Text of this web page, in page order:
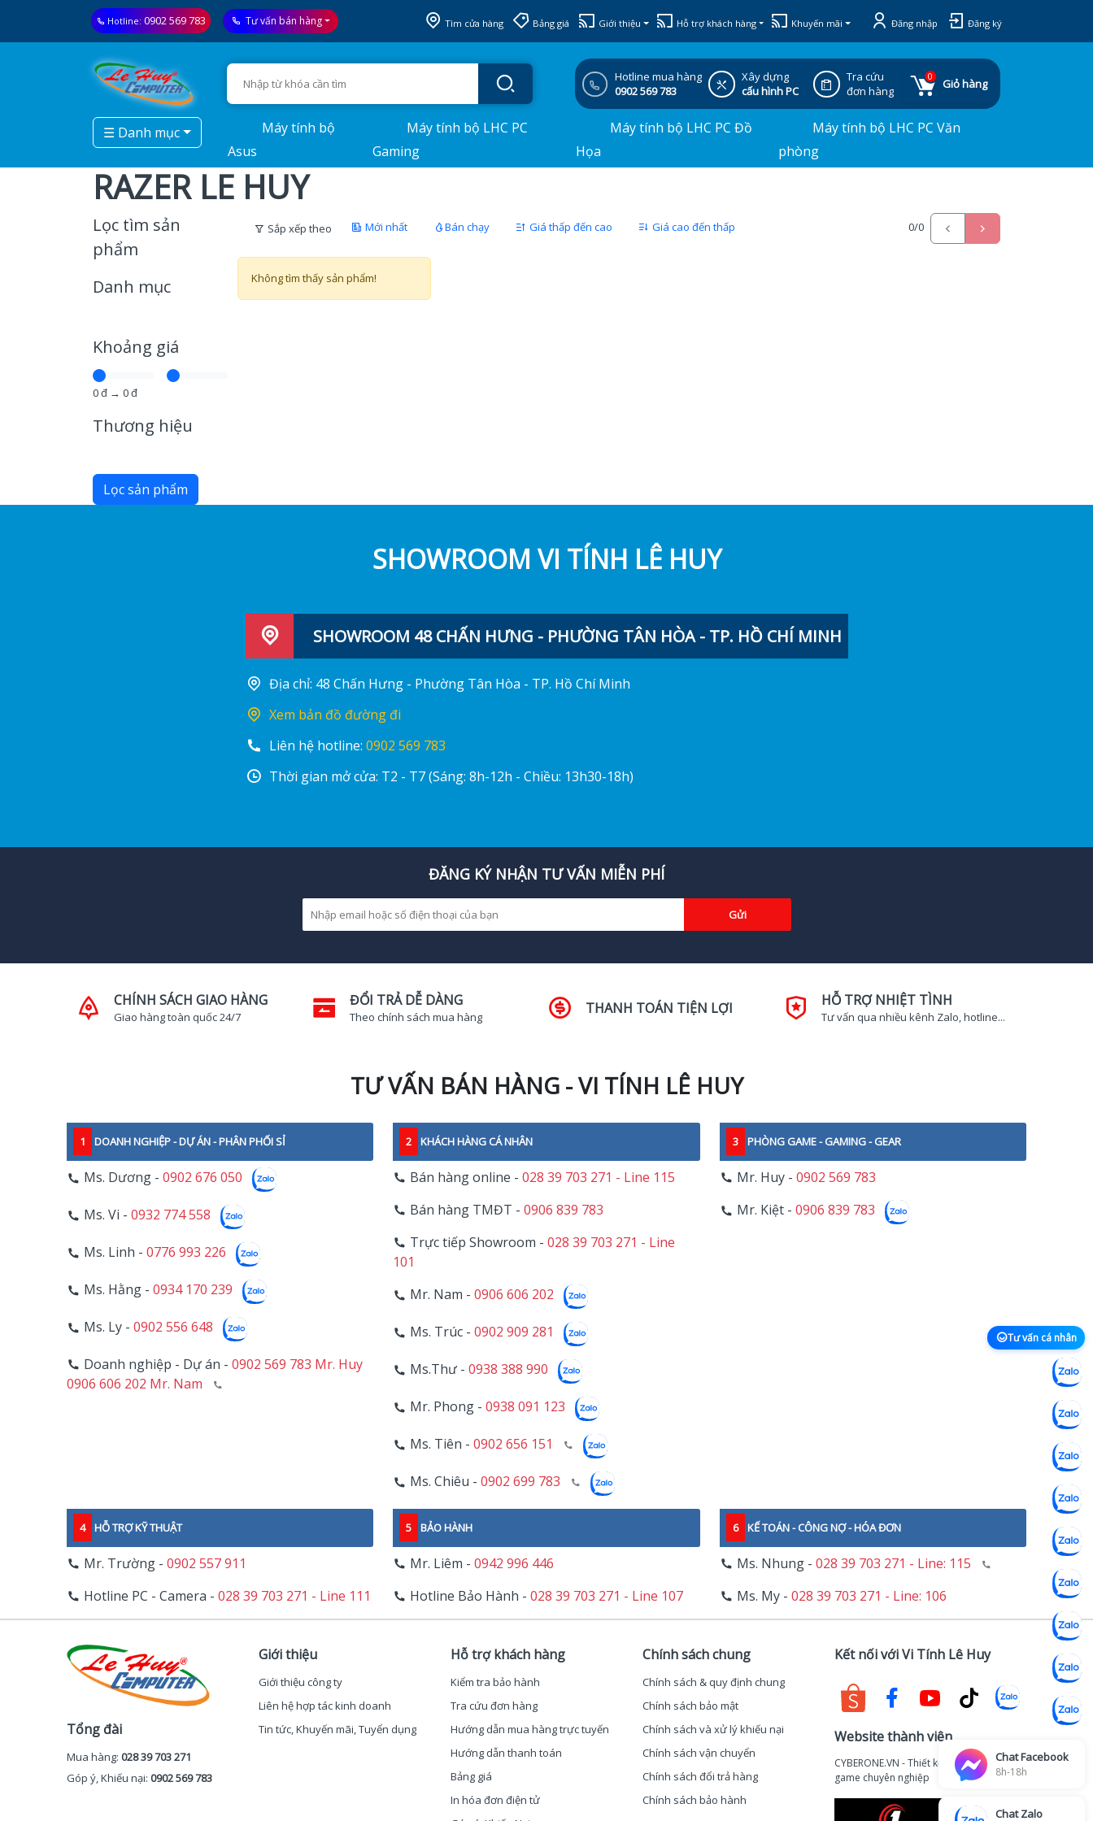
Hotline: 0902 569 783 Tư vấn bán hàng Tìm cửa hàng Bảng giá Giới thiệu Hỗ trợ khách hàng Khuyến mãi Đăng nhập Đăng ký
Hotline mua hàng
0902 569 783
Xây dựng
cấu hình PC
Tra cứu
đơn hàng
0
Giỏ hàng
☰ Danh mục
Máy tính bộ
Asus
Máy tính bộ LHC PC
Gaming
Máy tính bộ LHC PC Đồ
Họa
Máy tính bộ LHC PC Văn
phòng
RAZER LE HUY
Lọc tìm sản
phẩm
Danh mục
Khoảng giá
0đ → 0đ
Thương hiệu
Lọc sản phẩm
Sắp xếp theo Mới nhất Bán chạy Giá thấp đến cao Giá cao đến thấp 0/0
Không tìm thấy sản phẩm!
SHOWROOM VI TÍNH LÊ HUY
SHOWROOM 48 CHẤN HƯNG - PHƯỜNG TÂN HÒA - TP. HỒ CHÍ MINH
Địa chỉ: 48 Chấn Hưng - Phường Tân Hòa - TP. Hồ Chí Minh
Xem bản đồ đường đi
Liên hệ hotline: 0902 569 783
Thời gian mở cửa: T2 - T7 (Sáng: 8h-12h - Chiều: 13h30-18h)
ĐĂNG KÝ NHẬN TƯ VẤN MIỄN PHÍ
Gửi
CHÍNH SÁCH GIAO HÀNG
Giao hàng toàn quốc 24/7
ĐỔI TRẢ DỄ DÀNG
Theo chính sách mua hàng
THANH TOÁN TIỆN LỢI HỖ TRỢ NHIỆT TÌNH
Tư vấn qua nhiều kênh Zalo, hotline...
TƯ VẤN BÁN HÀNG - VI TÍNH LÊ HUY
1 DOANH NGHIỆP - DỰ ÁN - PHÂN PHỐI SỈ
Ms. Dương - 0902 676 050
Ms. Vi - 0932 774 558
Ms. Linh - 0776 993 226
Ms. Hằng - 0934 170 239
Ms. Ly - 0902 556 648
Doanh nghiệp - Dự án - 0902 569 783 Mr. Huy
0906 606 202 Mr. Nam
2 KHÁCH HÀNG CÁ NHÂN
Bán hàng online -028 39 703 271 - Line 115
Bán hàng TMĐT -0906 839 783
Trực tiếp Showroom -028 39 703 271 - Line
101
Mr. Nam -0906 606 202
Ms. Trúc -0902 909 281
Ms.Thư -0938 388 990
Mr. Phong -0938 091 123
Ms. Tiên -0902 656 151
Ms. Chiêu -0902 699 783
3 PHÒNG GAME - GAMING - GEAR
Mr. Huy - 0902 569 783
Mr. Kiệt - 0906 839 783
4 HỖ TRỢ KỸ THUẬT
Mr. Trường - 0902 557 911
Hotline PC - Camera - 028 39 703 271 - Line 111
5 BẢO HÀNH
Mr. Liêm -0942 996 446
Hotline Bảo Hành -028 39 703 271 - Line 107
6 KẾ TOÁN - CÔNG NỢ - HÓA ĐƠN
Ms. Nhung - 028 39 703 271 - Line: 115
Ms. My - 028 39 703 271 - Line: 106
Tổng đài
Mua hàng: 028 39 703 271
Góp ý, Khiếu nại: 0902 569 783
Giới thiệu
Giới thiệu công ty
Liên hệ hợp tác kinh doanh
Tin tức, Khuyến mãi, Tuyển dụng
Hỗ trợ khách hàng
Kiểm tra bảo hành
Tra cứu đơn hàng
Hướng dẫn mua hàng trực tuyến
Hướng dẫn thanh toán
Bảng giá
In hóa đơn điện tử
Chính sách chung
Chính sách & quy định chung
Chính sách bảo mật
Chính sách và xử lý khiếu nại
Chính sách vận chuyển
Chính sách đổi trả hàng
Chính sách bảo hành
Kết nối với Vi Tính Lê Huy
Website thành viên
CYBERONE.VN - Thiết kế thi công phòng
game chuyên nghiệp
Tư vấn cá nhân
Chat Facebook
8h-18h
Chat Zalo